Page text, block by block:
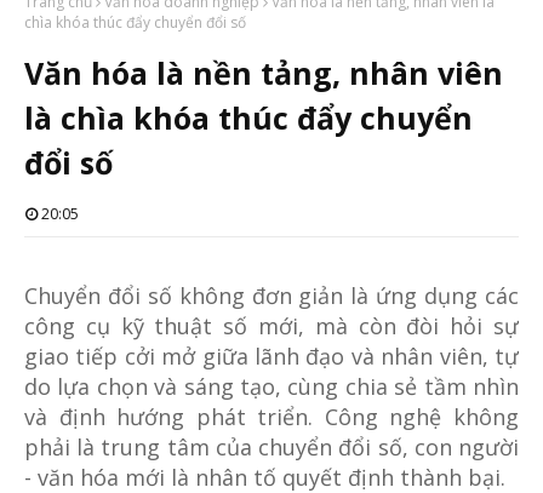
chìa khóa thúc đẩy chuyển đổi số
Văn hóa là nền tảng, nhân viên
là chìa khóa thúc đẩy chuyển
đổi số
20:05
Chuyển đổi số không đơn giản là ứng dụng các
công cụ kỹ thuật số mới, mà còn đòi hỏi sự
giao tiếp cởi mở giữa lãnh đạo và nhân viên, tự
do lựa chọn và sáng tạo, cùng chia sẻ tầm nhìn
và định hướng phát triển. Công nghệ không
phải là trung tâm của chuyển đổi số, con người
- văn hóa mới là nhân tố quyết định thành bại.